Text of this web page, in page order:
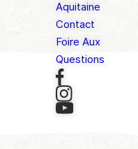
Aquitaine
Contact
Foire Aux
Questions